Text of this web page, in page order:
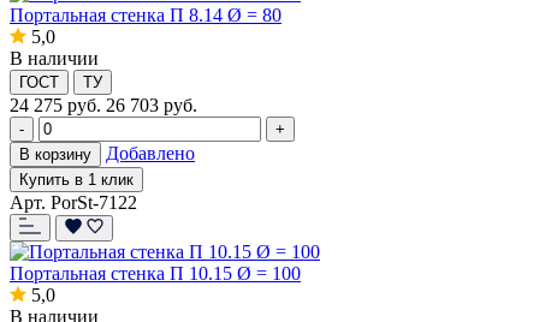
Портальная стенка П 8.14 Ø = 80
5,0
В наличии
ГОСТ ТУ
24 275 руб. 26 703 руб.
-
+
В корзину
Добавлено
Купить в 1 клик
Арт. PorSt-7122
Портальная стенка П 10.15 Ø = 100
5,0
В наличии